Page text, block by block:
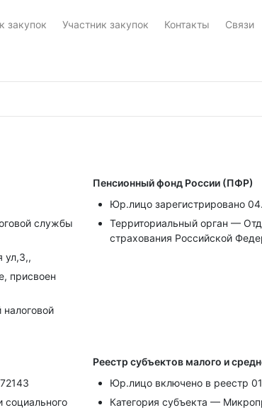
закупок Участник закупок Контакты Связи
службы
ул,3,,
присвоен
Пенсионный фонд России (ПФР)
Юр.лицо зарегистрировано
Территориальный орган —
страхования Российской
социального
Реестр субъектов малого и
Юр.лицо включено в реестр
Категория субъекта —